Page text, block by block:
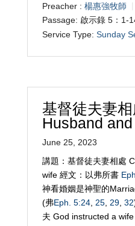
Preacher : 楊惠強牧師
Passage: 啟示錄 5：1-
Service Type: Sunday
基督徒夫妻
Husband
June 25, 2023
講題：基督徒夫妻相處
wife 經文：以弗所書
神看婚姻是神聖的
(弗Eph. 5:24, 25, 29, 32
夫 God instructed a